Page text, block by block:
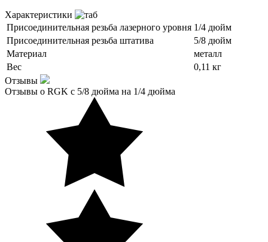
Характеристики
Присоединительная резьба лазерного уровня 1/4 дюйм
Присоединительная резьба штатива
5/8 дюйм
Материал
металл
Вес
0,11 кг
Отзывы
Отзывы о RGK с 5/8 дюйма на 1/4 дюйма